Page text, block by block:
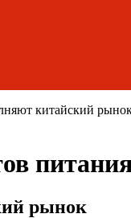
китайский
рынок